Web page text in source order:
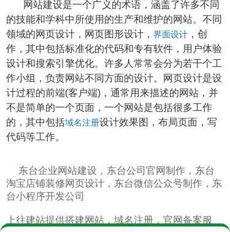
网站建设是一个广义的术语，涵盖了许多不同
的技能和学科中所使用的生产和维护的网站。不同
领域的网页设计，网页图形设计， 界面设计 ，创
作，其中包括标准化的代码和专有软件，用户体验
设计和搜索引擎优化。许多人常常会分为若干个工
作小组，负责网站不同方面的设计。网页设计是设
计过程的前端(客户端)，通常用来描述的网站，并
不是简单的一个页面，一个网站是包括很多工作
的，其中包括域名注册设计效果图，布局页面，写
代码等工作。
东台企业网站建设 ， 东台公司官网制作 ， 东台
淘宝店铺装修网页设计 ， 东台微信公众号制作 ， 东
台小程序开发公司
上往建站提供搭建网站 ， 域名注册 ， 官网备案服